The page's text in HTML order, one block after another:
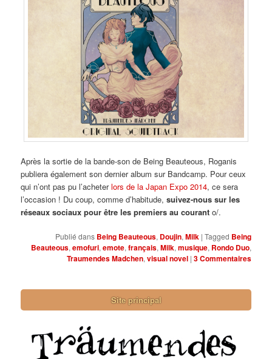
Après la sortie de la bande-son de Being Beauteous, Roganis
publiera également son dernier album sur Bandcamp. Pour ceux
qui n’ont pas pu l’acheterlors de la Japan Expo 2014, ce sera
l’occasion ! Du coup, comme d’habitude,suivez-nous sur les
réseaux sociaux pour être les premiers au courant o/.
Publié dans Being Beauteous, Doujin, Milk | Tagged Being
Beauteous, emofuri, emote, français, Milk, musique, Rondo Duo,
Traumendes Madchen, visual novel | 3Commentaires
Site principal